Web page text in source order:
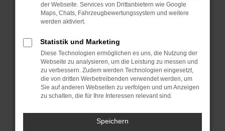
Das kann manchmal helfen, vorübergehende
Probleme zu beheben.
Stelle sicher, dass dein Browser und dein
Betriebssystem auf dem neuesten Stand
sind.
Veraltete Software birgt nicht nur ein
Sicherheitsrisiko, sondern kann auch dazu
führen, dass bestimmte Funktionen nicht mehr
Wende dich an den Webseitenbetreiber.
der Webseite. Services von Drittanbietern wie Google
Maps, Chats, Fahrzeugbewertungssystem und weitere
werden aktiviert.
Statistik und Marketing
Diese Technologien ermöglichen es uns, die Nutzung der
Webseite zu analysieren, um die Leistung zu messen und
zu verbessern. Zudem werden Technologien eingesetzt,
die von dritten Werbetreibenden verwendet werden, um
Sie auf anderen Webseiten zu verfolgen und um Anzeigen
zu schalten, die für Ihre Interessen relevant sind.
Speichern